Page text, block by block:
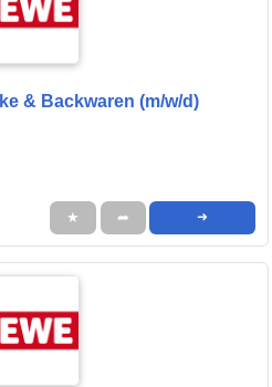
& Backwaren (m/w/d)
★ ➦ ➜